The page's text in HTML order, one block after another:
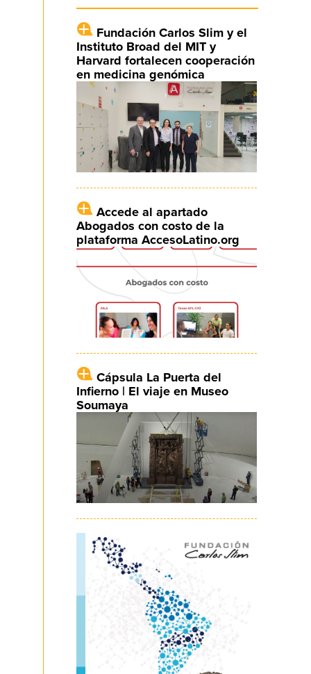
Fundación Carlos Slim y el
Instituto Broad del MIT y
Harvard fortalecen cooperación
en medicina genómica
Accede al apartado
Abogados con costo de la
plataforma AccesoLatino.org
Cápsula La Puerta del
Infierno | El viaje en Museo
Soumaya